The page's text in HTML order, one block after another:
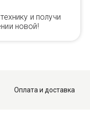
и получи
новой!
Оплата и доставка